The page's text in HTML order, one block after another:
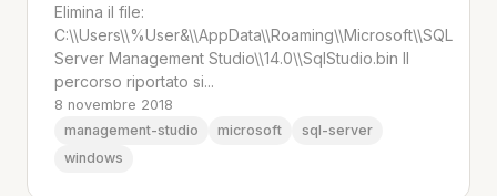
Elimina il file:
C:\\Users\\%User&\\AppData\\Roaming\\Microsoft\\SQL
Server Management Studio\\14.0\\SqlStudio.bin Il
percorso riportato si...
8 novembre 2018
management-studio
microsoft
sql-server
windows